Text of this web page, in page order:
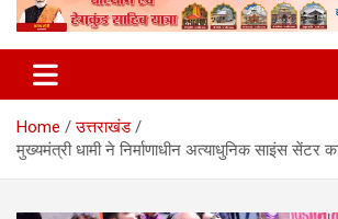
Home
उत्तराखंड
मुख्यमंत्री धामी ने निर्माणाधीन अत्याधुनिक साइंस सेंटर